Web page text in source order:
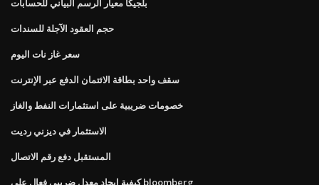
بلجيكا معيار الرسم البياني للحسابات
حجم العقود الآجلة للسندات
سعر غاز نات اليوم
سقف واحد بطاقة الائتمان الدفع عبر الإنترنت
خصومات ضريبية على استثمارات النفط والغاز
الاستثمار في ديزني رديت
المستقبل دفع رقم الاتصال
كيفية ايجاد معدل ضريبي فعال على bloomberg